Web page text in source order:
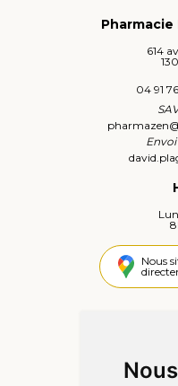
Pharmacie
614
04 91
pharmazen
Nous